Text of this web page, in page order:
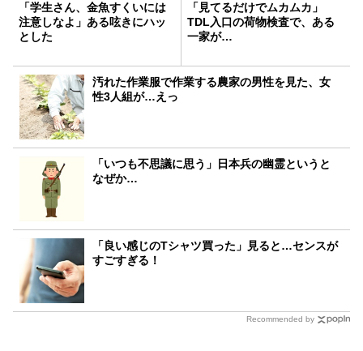
「学生さん、金魚すくいには
注意しなよ」ある呟きにハッ
とした
「見てるだけでムカムカ」
TDL入口の荷物検査で、ある
一家が…
汚れた作業服で作業する農家の男性を見た、女
性3人組が…えっ
「いつも不思議に思う」日本兵の幽霊というと
なぜか…
「良い感じのTシャツ買った」見ると…センスが
すごすぎる！
Recommended by